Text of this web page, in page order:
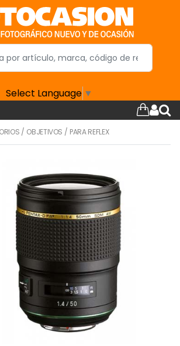
Select Language ▼
/ OBJETIVOS / PARA REFLEX